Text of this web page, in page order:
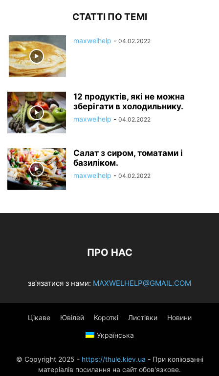
СТАТТІ ПО ТЕМІ
maxwelhelp - 04.02.2022
12 продуктів, які не можна
зберігати в холодильнику.
maxwelhelp - 04.02.2022
Салат з сиром, томатами і
базиліком.
maxwelhelp - 04.02.2022
ПРО НАС
зв'язатися з нами: MAXWELHELP@GMAIL.COM
Цікаве Ювілей Короткі Листівки Новини
Українська
© Copyright 2025 - https://thule.kiev.ua - При копіюванні
матеріалів посилання на сайт обов'язкове.